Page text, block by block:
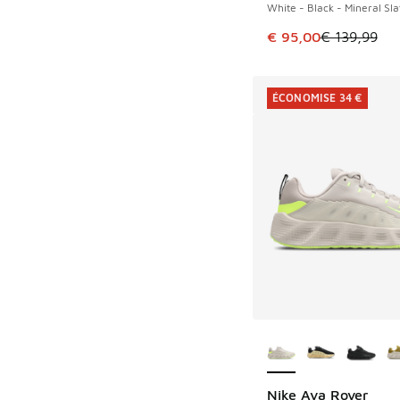
White - Black - Mineral
Cet article est en
€ 95,00€ 139,99
Nike Ava Rover
ÉCONOMISE 34 €